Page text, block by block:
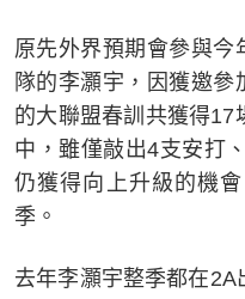
原先外界預期會參與今
隊的李灝宇，因獲邀
的大聯盟春訓共獲得17
中，雖僅敲出4支安打
仍獲得向上升級的機
季。
去年李灝宇整季都在